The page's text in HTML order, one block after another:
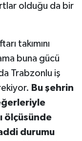
olduğu da bir
takımını
buna gücü
Trabzonlu iş
Bu şehrin
ölçüsünde
durumu